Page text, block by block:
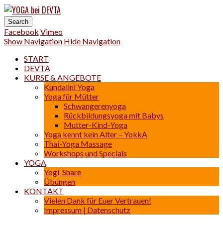
Yoga | Osteo-Thai-Massage
Facebook Vimeo
Show Navigation Hide Navigation
START
DEVTA
KURSE & ANGEBOTE
Kundalini Yoga
Yoga für Mütter
Schwangerenyoga
Rückbildungsyoga mit Babys
Mutter-Kind-Yoga
Yoga kennt kein Alter – YokkA
Thai-Yoga Massage
Workshops und Specials
YOGA
Yogi-Share
Übungen
KONTAKT
Vielen Dank für Euer Vertrauen!
Impressum | Datenschutz
Datenschutz